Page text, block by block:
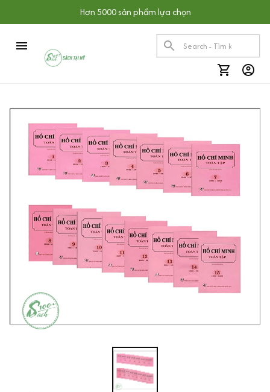
Hơn 5000 sản phẩm lựa chọn